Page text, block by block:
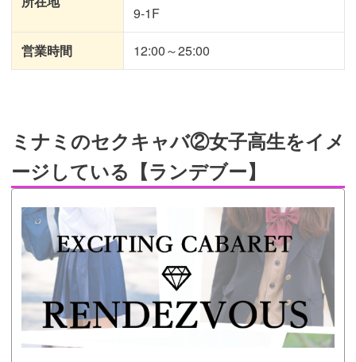
9-1F
営業時間 12:00～25:00
ミナミのセクキャバ②女子高生をイメ
ージしている【ランデブー】